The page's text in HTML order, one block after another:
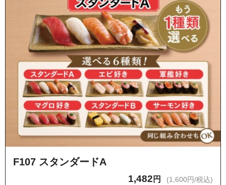
F107 スタンダードA
1,482 円 (1,600円/税込)